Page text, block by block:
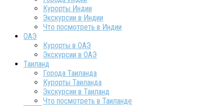
Курорты Индии
Экскурсии в Индии
Что посмотреть в Индии
ОАЭ
Курорты в ОАЭ
Экскурсии в ОАЭ
Таиланд
Города Таиланда
Курорты Таиланда
Экскурсии в Таиланд
Что посмотреть в Таиланде